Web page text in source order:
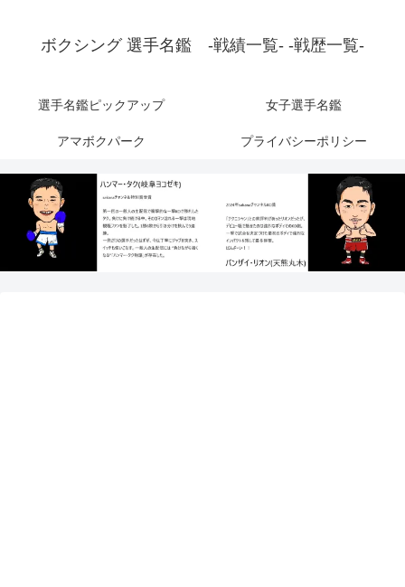
ボクシング 選手名鑑 -戦績一覧- -戦歴一覧-
選手名鑑ピックアップ 女子選手名鑑
アマボクパーク プライバシーポリシー